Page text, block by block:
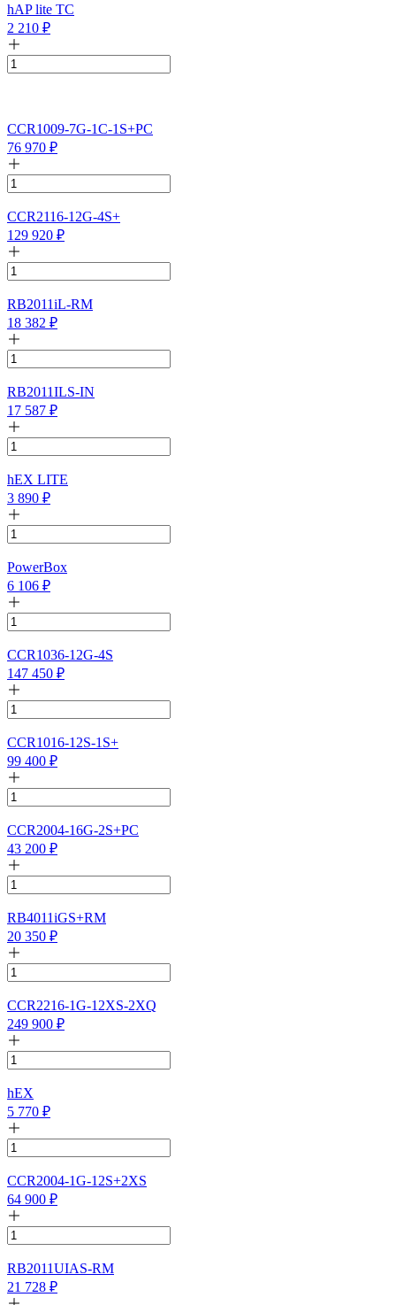
hAP lite TC
2 210 ₽
CCR1009-7G-1C-1S+PC
76 970 ₽
CCR2116-12G-4S+
129 920 ₽
RB2011iL-RM
18 382 ₽
RB2011ILS-IN
17 587 ₽
hEX LITE
3 890 ₽
PowerBox
6 106 ₽
CCR1036-12G-4S
147 450 ₽
CCR1016-12S-1S+
99 400 ₽
CCR2004-16G-2S+PC
43 200 ₽
RB4011iGS+RM
20 350 ₽
CCR2216-1G-12XS-2XQ
249 900 ₽
hEX
5 770 ₽
CCR2004-1G-12S+2XS
64 900 ₽
RB2011UIAS-RM
21 728 ₽